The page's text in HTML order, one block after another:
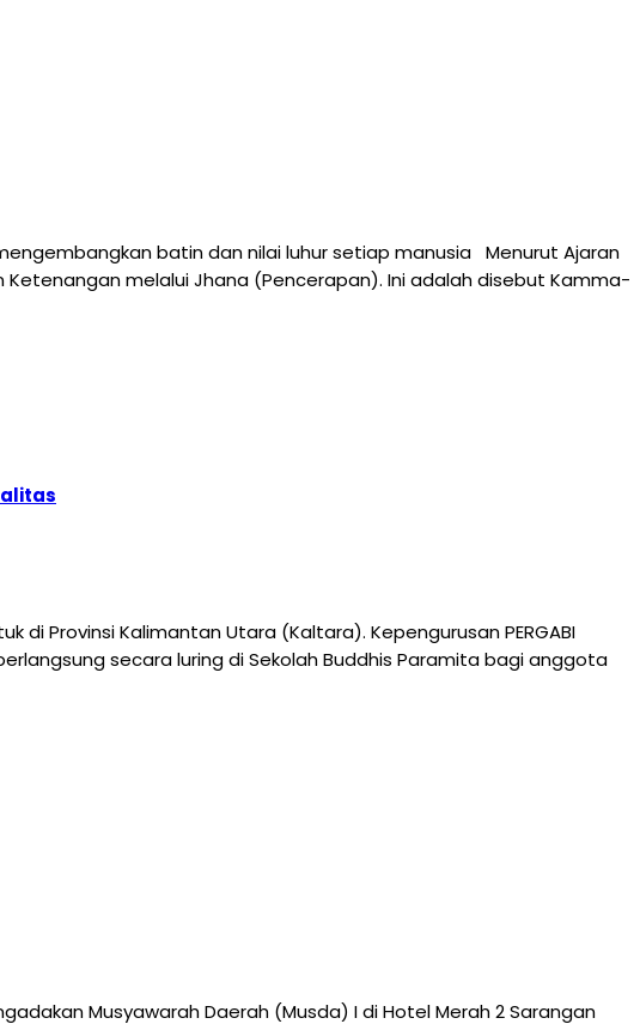
batin dan nilai luhur setiap manusia Menurut Ajaran
melalui Jhana (Pencerapan). Ini adalah disebut Kamma-
di Provinsi Kalimantan Utara (Kaltara). Kepengurusan PERGABI
secara luring di Sekolah Buddhis Paramita bagi anggota
Musyawarah Daerah (Musda) I di Hotel Merah 2 Sarangan